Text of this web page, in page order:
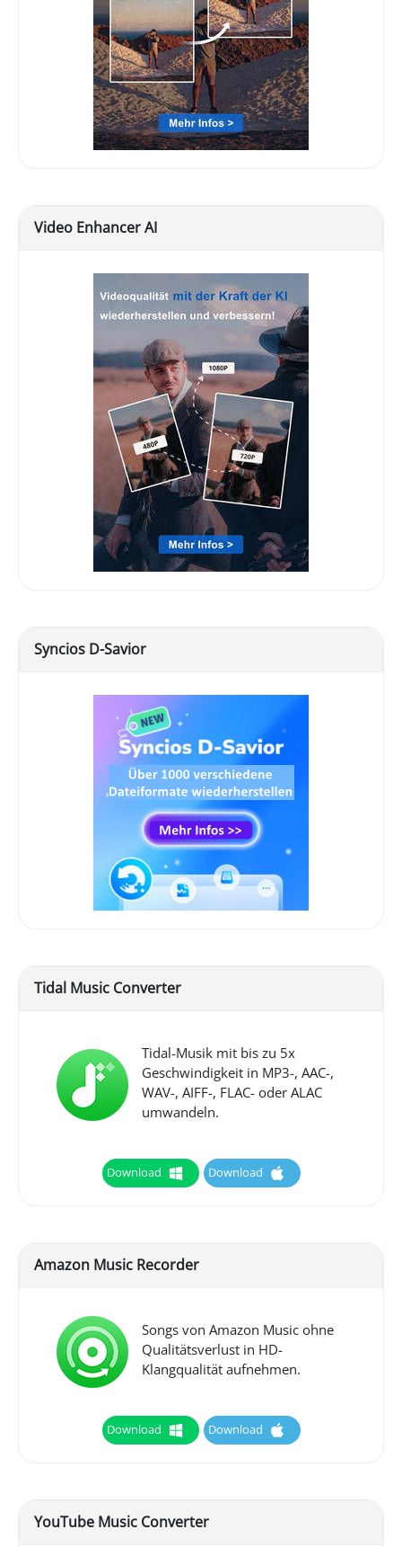
Video Enhancer AI
Syncios D-Savior
Tidal Music Converter
Tidal-Musik mit bis zu 5x
Geschwindigkeit in MP3-, AAC-,
WAV-, AIFF-, FLAC- oder ALAC
umwandeln.
Download Download
Amazon Music Recorder
Songs von Amazon Music ohne
Qualitätsverlust in HD-
Klangqualität aufnehmen.
Download Download
YouTube Music Converter